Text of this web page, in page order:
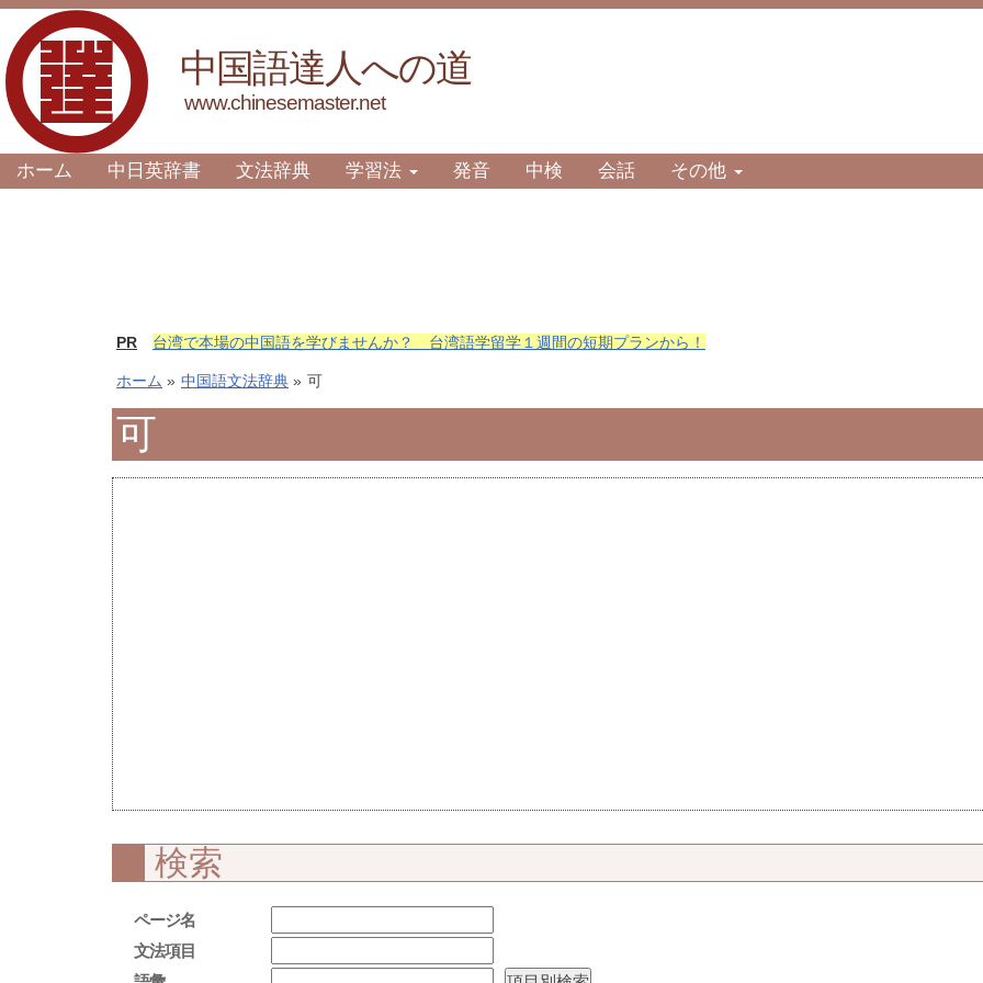
中国語達人への道
www.chinesemaster.net
ホーム 中日英辞書 文法辞典 学習法 発音 中検 会話 その他
PR 台湾で本場の中国語を学びませんか？ 台湾語学留学１週間の短期プランから！
ホーム » 中国語文法辞典 » 可
可
検索
ページ名
文法項目